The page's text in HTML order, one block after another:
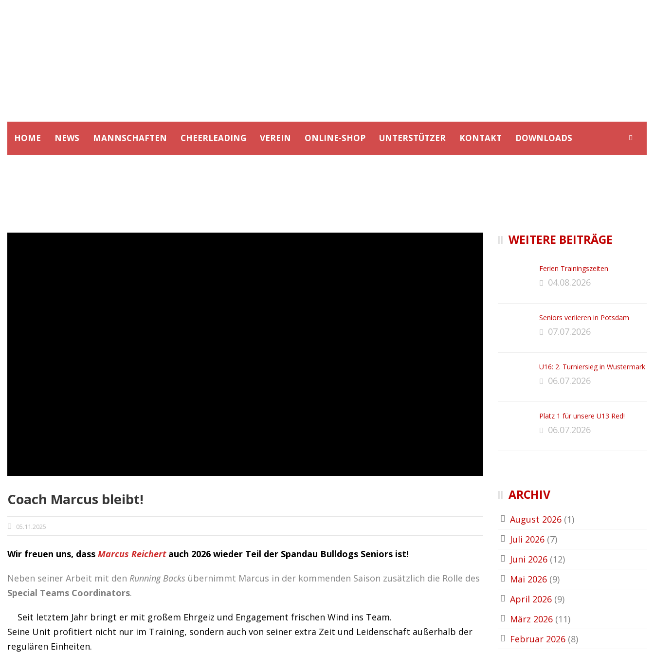
HOME NEWS MANNSCHAFTEN CHEERLEADING VEREIN ONLINE-SHOP UNTERSTÜTZER KONTAKT DOWNLOADS
Coach Marcus bleibt!
05.11.2025
Wir freuen uns, dass Marcus Reichertauch 2026 wieder Teil der Spandau Bulldogs Seniors ist!
Neben seiner Arbeit mit den Running Backs übernimmt Marcus in der kommenden Saison zusätzlich die Rolle des
Special Teams Coordinators.
Seit letztem Jahr bringt er mit großem Ehrgeiz und Engagement frischen Wind ins Team.
Seine Unit profitiert nicht nur im Training, sondern auch von seiner extra Zeit und Leidenschaft außerhalb der
regulären Einheiten.
WEITERE BEITRÄGE
Ferien Trainingszeiten
04.08.2026
Seniors verlieren in Potsdam
07.07.2026
U16: 2. Turniersieg in Wustermark
06.07.2026
Platz 1 für unsere U13 Red!
06.07.2026
ARCHIV
August 2026 (1)
Juli 2026 (7)
Juni 2026 (12)
Mai 2026 (9)
April 2026 (9)
März 2026 (11)
Februar 2026 (8)